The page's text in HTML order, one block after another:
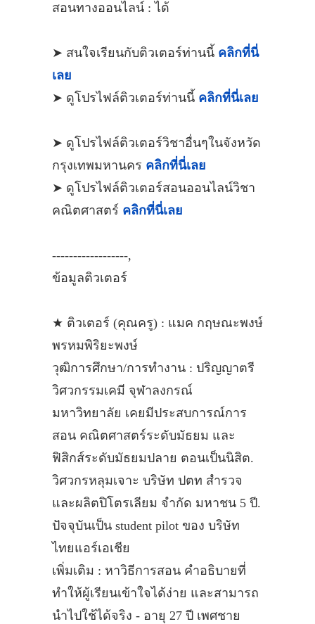
สอนทางออนไลน์ : ได้
➤ สนใจเรียนกับติวเตอร์ท่านนี้ คลิกที่นี่
เลย
➤ ดูโปรไฟล์ติวเตอร์ท่านนี้ คลิกที่นี่เลย
➤ ดูโปรไฟล์ติวเตอร์วิชาอื่นๆในจังหวัด
กรุงเทพมหานคร คลิกที่นี่เลย
➤ ดูโปรไฟล์ติวเตอร์สอนออนไลน์วิชา
คณิตศาสตร์ คลิกที่นี่เลย
------------------,
ข้อมูลติวเตอร์
★ ติวเตอร์ (คุณครู) : แมค กฤษณะพงษ์
พรหมพิริยะพงษ์
วุฒิการศึกษา/การทำงาน : ปริญญาตรี
วิศวกรรมเคมี จุฬาลงกรณ์
มหาวิทยาลัย เคยมีประสบการณ์การ
สอน คณิตศาสตร์ระดับมัธยม และ
ฟิสิกส์ระดับมัธยมปลาย ตอนเป็นนิสิต.
วิศวกรหลุมเจาะ บริษัท ปตท สำรวจ
และผลิตปิโตรเลียม จำกัด มหาชน 5 ปี.
ปัจจุบันเป็น student pilot ของ บริษัท
ไทยแอร์เอเชีย
เพิ่มเติม : หาวิธีการสอน คำอธิบายที่
ทำให้ผู้เรียนเข้าใจได้ง่าย และสามารถ
นำไปใช้ได้จริง - อายุ 27 ปี เพศชาย